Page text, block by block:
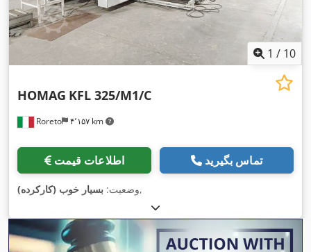
1 / 10
Roreto ۴٬۱۵۷ km
HOMAG KFL 325/M1/C
اطلاعات قیمت تماس بگیرید
وضعیت: بسیار خوب (کارکرده) ,